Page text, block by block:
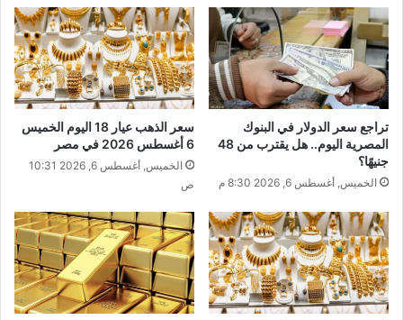
تراجع سعر الدولار في البنوك
المصرية اليوم.. هل يقترب من 48
جنيهًا؟
الخميس, أغسطس 6, 2026 8:30 م
سعر الذهب عيار 18 اليوم الخميس
6 أغسطس 2026 في مصر
الخميس, أغسطس 6, 2026 10:31
ص